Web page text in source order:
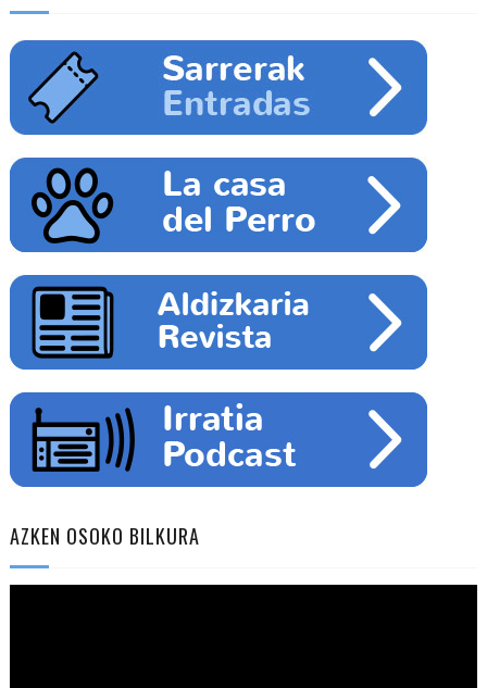
AZKEN OSOKO BILKURA